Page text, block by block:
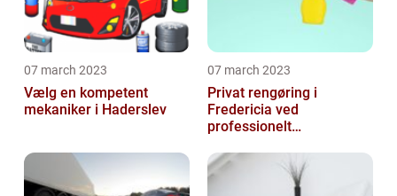
07 march 2023
Vælg en kompetent
mekaniker i Haderslev
07 march 2023
Privat rengøring i
Fredericia ved
professionelt